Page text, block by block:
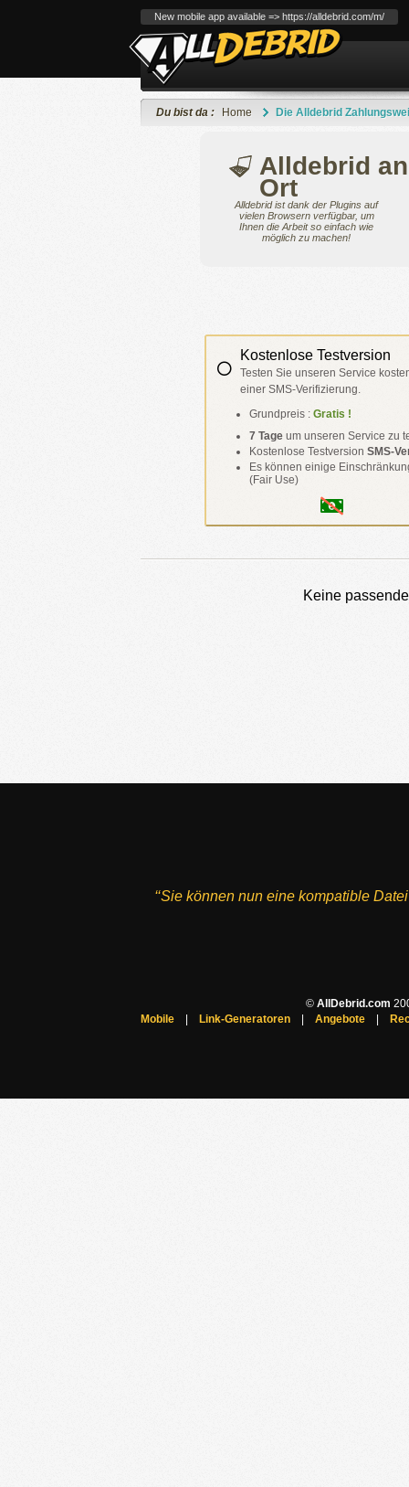
New mobile app available => https://alldebrid.com/m/
Du bist da : Home Die Alldebrid
Alldebrid
Ort
Alldebrid ist dank der Plugins auf
vielen Browsern verfügbar, um
Ihnen die Arbeit so einfach wie
möglich zu machen!
Kostenlose Testversion
Testen Sie unseren Service
einer SMS-Verifizierung.
Grundpreis : Gratis !
7 Tageum unseren Service zu
Kostenlose Testversion SMS-
Es können einige
(Fair Use)
Keine
‘‘Sie können nun eine kompatible
© AllDebrid.com
Mobile| Link-Generatoren| Angebote|